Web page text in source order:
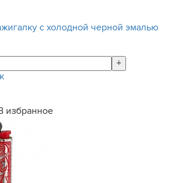
с холодной черной эмалью
+
избранное